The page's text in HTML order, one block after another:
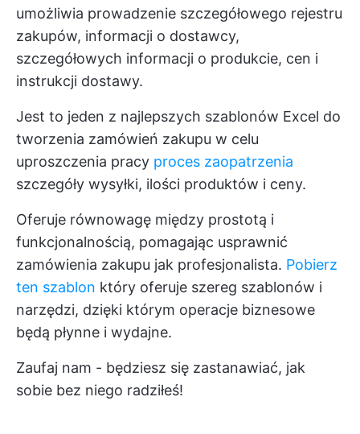
umożliwia prowadzenie szczegółowego rejestru
zakupów, informacji o dostawcy,
szczegółowych informacji o produkcie, cen i
instrukcji dostawy.
Jest to jeden z najlepszych szablonów Excel do
tworzenia zamówień zakupu w celu
uproszczenia pracy proces zaopatrzenia
szczegóły wysyłki, ilości produktów i ceny.
Oferuje równowagę między prostotą i
funkcjonalnością, pomagając usprawnić
zamówienia zakupu jak profesjonalista. Pobierz
ten szablon który oferuje szereg szablonów i
narzędzi, dzięki którym operacje biznesowe
będą płynne i wydajne.
Zaufaj nam - będziesz się zastanawiać, jak
sobie bez niego radziłeś!